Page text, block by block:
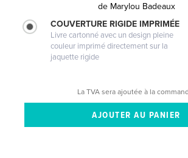
de Marylou Badeaux
COUVERTURE RIGIDE IMPRIMÉE
Livre cartonné avec un design pleine
couleur imprimé directement sur la
jaquette rigide
La TVA sera ajoutée à la